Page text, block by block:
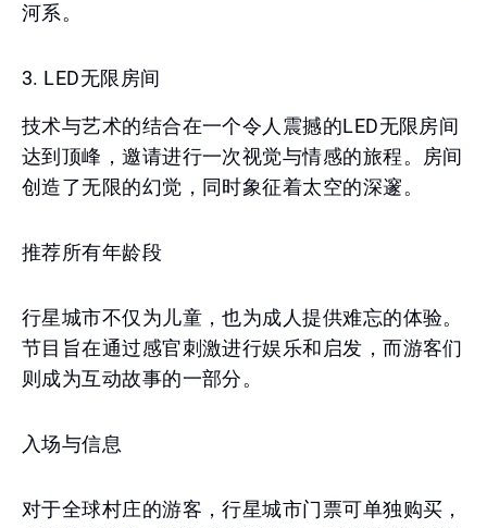
河系。
3. LED无限房间
技术与艺术的结合在一个令人震撼的LED无限房间
达到顶峰，邀请进行一次视觉与情感的旅程。房间
创造了无限的幻觉，同时象征着太空的深邃。
推荐所有年龄段
行星城市不仅为儿童，也为成人提供难忘的体验。
节目旨在通过感官刺激进行娱乐和启发，而游客们
则成为互动故事的一部分。
入场与信息
对于全球村庄的游客，行星城市门票可单独购买，